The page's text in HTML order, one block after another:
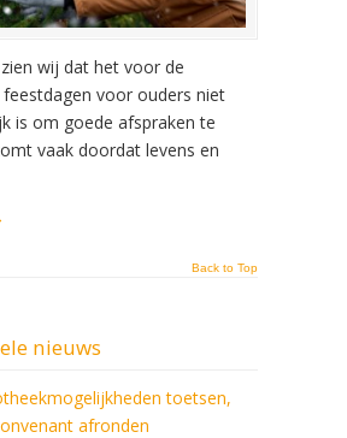
wij dat het voor de
feestdagen voor ouders niet
is om goede afspraken te
vaak doordat levens en
Back to Top
nieuws
toetsen,
afronden